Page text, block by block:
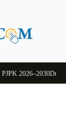
2026–2030Dukung